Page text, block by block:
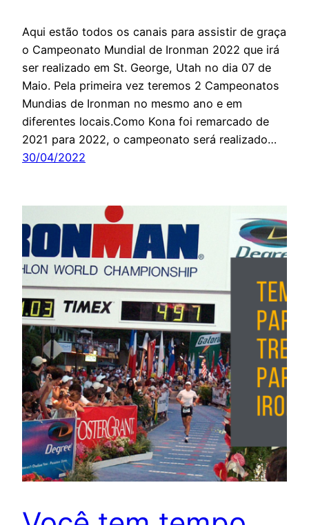
Aqui estão todos os canais para assistir de graça
o Campeonato Mundial de Ironman 2022 que irá
ser realizado em St. George, Utah no dia 07 de
Maio. Pela primeira vez teremos 2 Campeonatos
Mundias de Ironman no mesmo ano e em
diferentes locais.Como Kona foi remarcado de
2021 para 2022, o campeonato será realizado…
30/04/2022